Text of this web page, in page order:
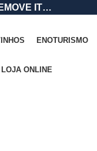
IT…
ENOTURISMO
LOJA ONLINE